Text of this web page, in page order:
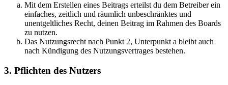
Mit dem Erstellen eines Beitrags erteilst du dem Betreiber ein
einfaches, zeitlich und räumlich unbeschränktes und
unentgeltliches Recht, deinen Beitrag im Rahmen des Boards
zu nutzen.
Das Nutzungsrecht nach Punkt 2, Unterpunkt a bleibt auch
nach Kündigung des Nutzungsvertrages bestehen.
3. Pflichten des Nutzers